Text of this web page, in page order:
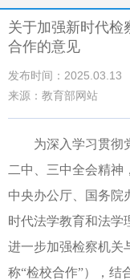
关于加强新时代检
合作的意见
发布时间：2025.03.13
来源：教育部网站
为深入学习贯彻
二中、三中全会精神
中央办公厅、国务院
时代法学教育和法学
进一步加强检察机关
称“检校合作”），结